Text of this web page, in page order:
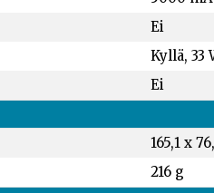
Ei
Kyllä, 33
Ei
165,1 x
216 g